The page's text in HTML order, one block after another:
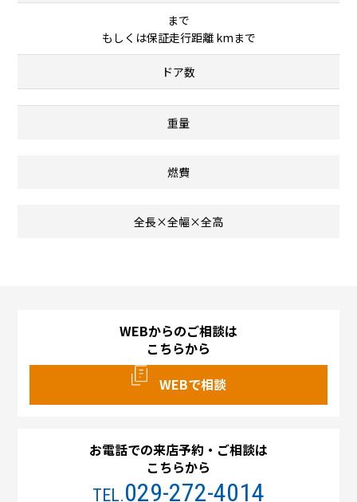
まで
もしくは保証走行距離 kmまで
ドア数
重量
燃費
全長×全幅×全高
WEBからのご相談は
こちらから
WEBで相談
お電話での来店予約・ご相談は
こちらから
TEL.029-272-4014